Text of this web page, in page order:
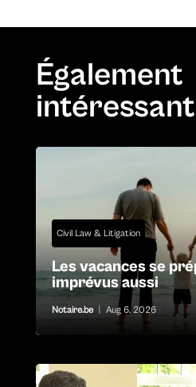
Également
intéressant
Civil Law & Litigation
Les vacances se
imprévus aussi
Notaire.be Aug 6, 2026